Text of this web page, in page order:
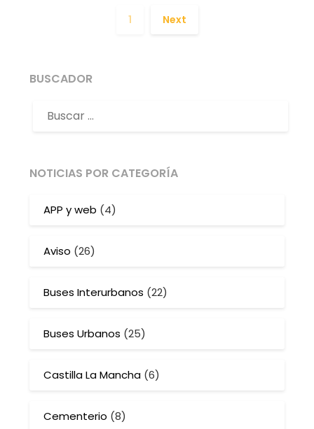
1 Next
BUSCADOR
NOTICIAS POR CATEGORÍA
APP y web (4)
Aviso (26)
Buses Interurbanos (22)
Buses Urbanos (25)
Castilla La Mancha (6)
Cementerio (8)